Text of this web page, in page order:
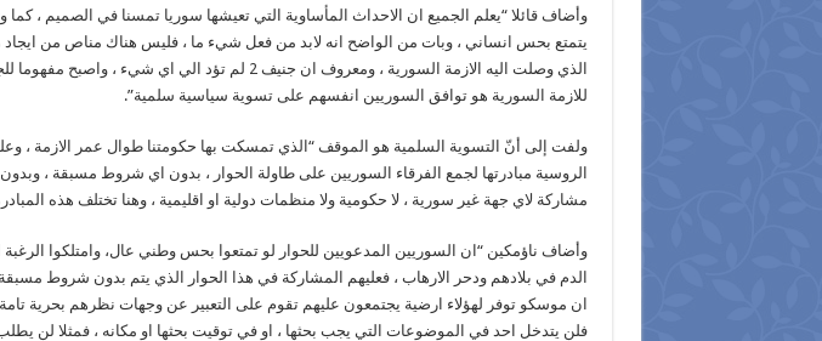
وأضاف قائلا “يعلم الجميع ان الاحداث المأساوية التي تعيشها سوريا تمسنا في الصميم ،
يتمتع بحس انساني ، وبات من الواضح انه لابد من فعل شيء ما ، فليس هناك مناص من
الذي وصلت اليه الازمة السورية ، ومعروف ان جنيف 2 لم تؤد الي اي
للازمة السورية هو توافق السوريين انفسهم على تسوية سياسية سلمية”.
ولفت إلى أنّ التسوية السلمية هو الموقف “الذي تمسكت بها حكومتنا طوال عمر الازمة ،
الروسية مبادرتها لجمع الفرقاء السوريين على طاولة الحوار ، بدون اي شروط مسبقة ،
مشاركة لاي جهة غير سورية ، لا حكومية ولا منظمات دولية او اقليمية ، وهنا تختلف هذه
وأضاف ناؤمكين “ان السوريين المدعويين للحوار لو تمتعوا بحس وطني عال، وامتلكوا
الدم في بلادهم ودحر الارهاب ، فعليهم المشاركة في هذا الحوار الذي يتم بدون شروط
ان موسكو توفر لهؤلاء ارضية يجتمعون عليهم تقوم على التعبير عن وجهات نظرهم بحرية
فلن يتدخل احد في الموضوعات التي يجب بحثها ، او في توقيت بحثها او مكانه ، فمثلا لن